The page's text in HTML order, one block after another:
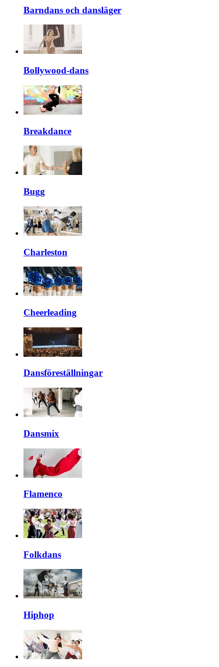
Barndans och dansläger
Bollywood-dans
Breakdance
Bugg
Charleston
Cheerleading
Dansföreställningar
Dansmix
Flamenco
Folkdans
Hiphop